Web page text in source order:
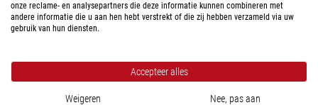
$ 114,00
onze reclame- en analysepartners die deze informatie kunnen combineren met
andere informatie die u aan hen hebt verstrekt of die zij hebben verzameld via uw
gebruik van hun diensten.
Accepteer alles
Weigeren Nee, pas aan